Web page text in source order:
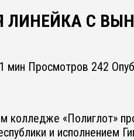
ЛИНЕЙКА С
1 мин Просмотров 242
колледже «Полиглот»
и исполнением